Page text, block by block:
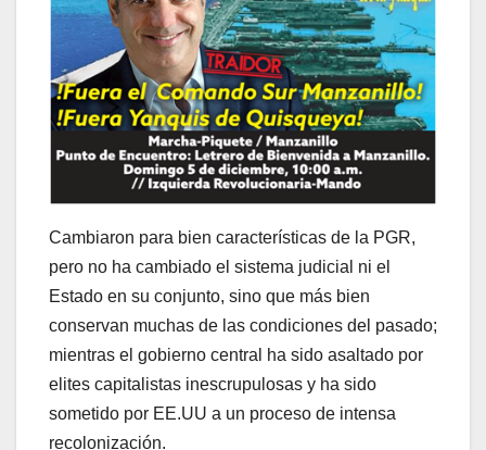
Cambiaron para bien características de la PGR,
pero no ha cambiado el sistema judicial ni el
Estado en su conjunto, sino que más bien
conservan muchas de las condiciones del pasado;
mientras el gobierno central ha sido asaltado por
elites capitalistas inescrupulosas y ha sido
sometido por EE.UU a un proceso de intensa
recolonización.